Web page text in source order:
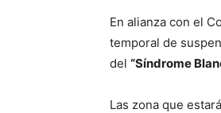
En alianza con el
temporal de
del “Síndrome
Las zona que